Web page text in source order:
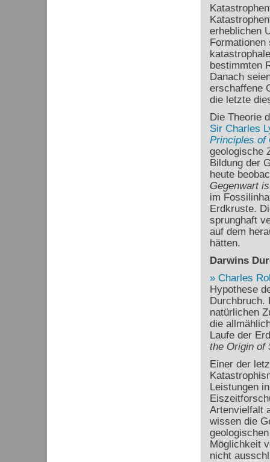
erheblichen
bestimmten
Danach
erschaffene
die letzte
Die Theorie
Sir Charles
Principles of
geologische
Bildung der
heute
Gegenwart
im
Erdkruste.
sprunghaft
auf dem
hätten.
Darwins
Charles
Hypothese
Durchbruch.
natürlichen
die
Laufe der
the Origin of
Einer der
Leistungen
Artenvielfalt
wissen die
Möglichkeit
nicht